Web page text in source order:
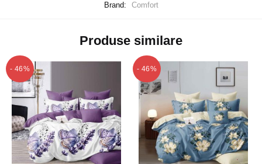
Brand:
Comfort
Produse similare
- 46% - 46%